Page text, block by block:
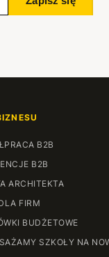
B2B
B2B
ARCHITEKTA
FIRM
BUDŻETOWE
SZKOŁY NA